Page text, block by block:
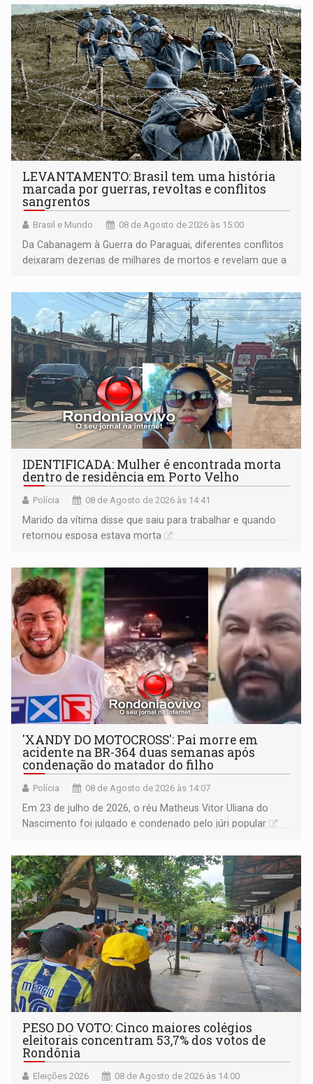
LEVANTAMENTO: Brasil tem uma história
marcada por guerras, revoltas e conflitos
sangrentos
Brasil e Mundo 08 de Agosto de 2026 às 15:00
Da Cabanagem à Guerra do Paraguai, diferentes conflitos
deixaram dezenas de milhares de mortos e revelam que a
territoriais e sociais
IDENTIFICADA: Mulher é encontrada morta
dentro de residência em Porto Velho
Polícia 08 de Agosto de 2026 às 14:41
Marido da vítima disse que saiu para trabalhar e quando
retornou esposa estava morta
'XANDY DO MOTOCROSS': Pai morre em
acidente na BR-364 duas semanas após
condenação do matador do filho
Polícia 08 de Agosto de 2026 às 14:07
Em 23 de julho de 2026, o réu Matheus Vitor Uliana do
Nascimento foi julgado e condenado pelo júri popular
PESO DO VOTO: Cinco maiores colégios
eleitorais concentram 53,7% dos votos de
Rondônia
Eleições 2026 08 de Agosto de 2026 às 14:00